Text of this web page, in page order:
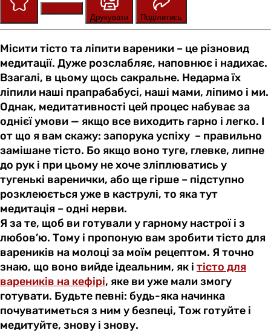
Друкувати
Поділитись
Місити тісто та ліпити вареники – це різновид
медитації. Дуже розслабляє, наповнює і надихає.
Взагалі, в цьому щось сакральне. Недарма їх
ліпили наші прапрабабусі, наші мами, ліпимо і ми.
Однак, медитативності цей процес набуває за
однієї умови — якщо все виходить гарно і легко. І
от що я вам скажу: запорука успіху – правильно
замішане тісто. Бо якщо воно туге, глевке, липне
до рук і при цьому не хоче зліплюватись у
тугенькі варенички, або ще гірше – підступно
розклеюється уже в каструлі, то яка тут
медитація – одні нерви.
Я за те, щоб ви готували у гарному настрої і з
любов’ю. Тому і пропоную вам зробити тісто для
вареників на молоці за моїм рецептом. Я точно
знаю, що воно вийде ідеальним, як і тісто для
вареників на кефірі, яке ви уже мали змогу
готувати. Будьте певні: будь-яка начинка
почуватиметься з ним у безпеці, Тож готуйте і
медитуйте, знову і знову.